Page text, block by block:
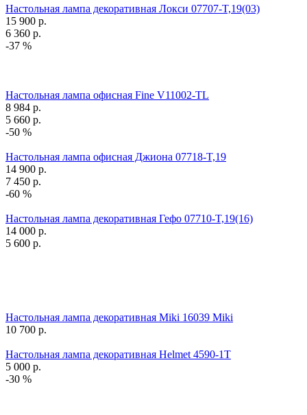
Настольная лампа декоративная Локси 07707-T,19(03)
15 900 р.
6 360 р.
-37 %
Настольная лампа офисная Fine V11002-TL
8 984 р.
5 660 р.
-50 %
Настольная лампа офисная Джиона 07718-T,19
14 900 р.
7 450 р.
-60 %
Настольная лампа декоративная Гефо 07710-T,19(16)
14 000 р.
5 600 р.
Настольная лампа декоративная Miki 16039 Miki
10 700 р.
Настольная лампа декоративная Helmet 4590-1T
5 000 р.
-30 %